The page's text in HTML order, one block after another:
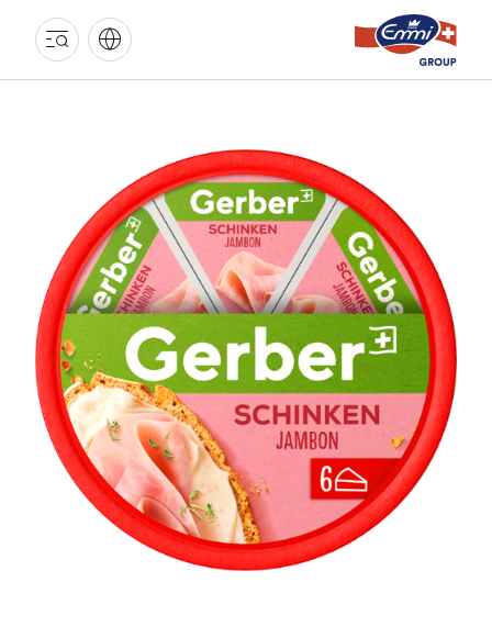
EMMI
GRUPPE